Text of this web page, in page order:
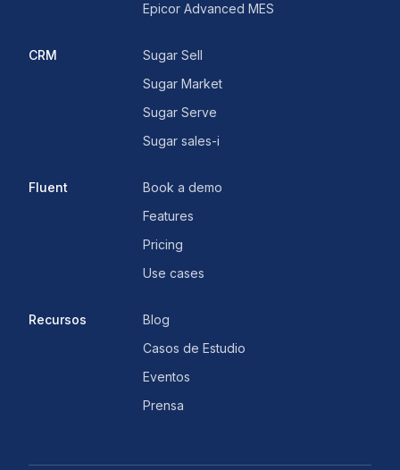
Epicor Advanced MES
CRM
Sugar Sell
Sugar Market
Sugar Serve
Sugar sales-i
Fluent
Book a demo
Features
Pricing
Use cases
Recursos
Blog
Casos de Estudio
Eventos
Prensa